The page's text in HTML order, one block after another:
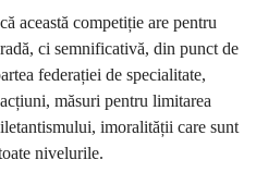
această competiție are pentru
ci semnificativă, din punct de
federației de specialitate,
măsuri pentru limitarea
imoralității care sunt
nivelurile.